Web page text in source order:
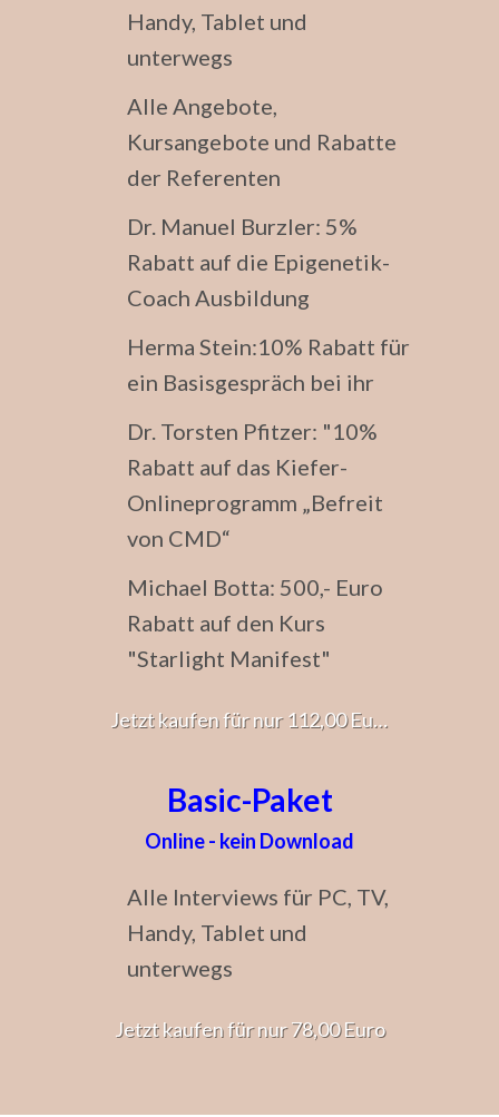
Handy, Tablet und
unterwegs
Alle Angebote,
Kursangebote und Rabatte
der Referenten
Dr. Manuel Burzler: 5%
Rabatt auf die Epigenetik-
Coach Ausbildung
Herma Stein:10% Rabatt für
ein Basisgespräch bei ihr
Dr. Torsten Pfitzer: "10%
Rabatt auf das Kiefer-
Onlineprogramm „Befreit
von CMD“
Michael Botta: 500,- Euro
Rabatt auf den Kurs
"Starlight Manifest"
Jetzt kaufen für nur 112,00 Euro
Basic-Paket
Online - kein Download
Alle Interviews für PC, TV,
Handy, Tablet und
unterwegs
Jetzt kaufen für nur 78,00 Euro